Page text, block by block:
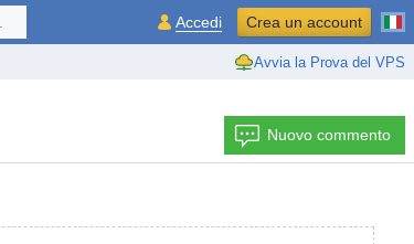
Avvia la Prova del VPS
Accedi Crea un account
Nuovo commento